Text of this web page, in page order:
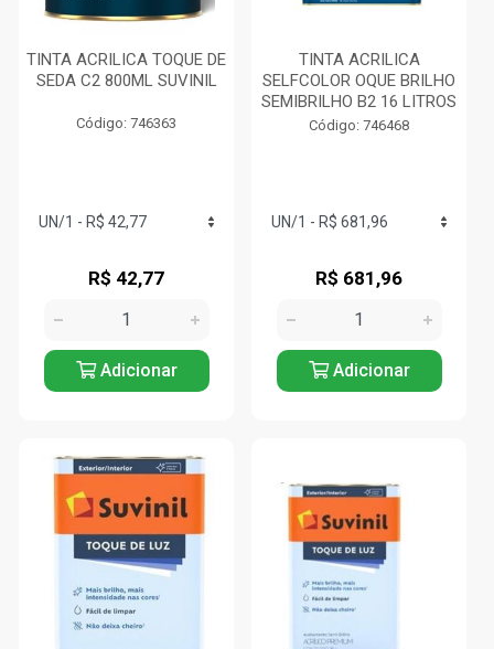
TINTA ACRILICA TOQUE DE
SEDA C2 800ML SUVINIL
Código: 746363
R$ 42,77
Adicionar
TINTA ACRILICA
SELFCOLOR OQUE BRILHO
SEMIBRILHO B2 16 LITROS
Código: 746468
R$ 681,96
Adicionar